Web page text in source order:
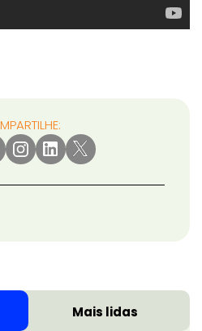
Mais lidas